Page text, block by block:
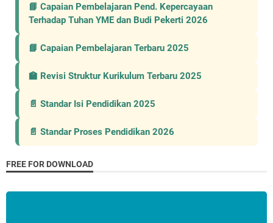
📘 Capaian Pembelajaran Pend. Kepercayaan
Terhadap Tuhan YME dan Budi Pekerti 2026
📘 Capaian Pembelajaran Terbaru 2025
🏫 Revisi Struktur Kurikulum Terbaru 2025
📄 Standar Isi Pendidikan 2025
📄 Standar Proses Pendidikan 2026
FREE FOR DOWNLOAD